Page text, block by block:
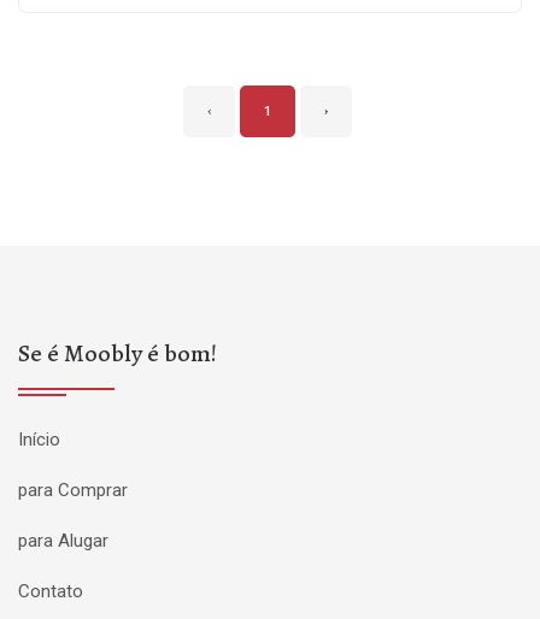
‹ 1 ›
Se é Moobly é bom!
Início
para Comprar
para Alugar
Contato